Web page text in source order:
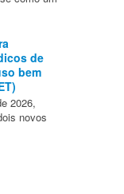
de
bem
2026,
novos